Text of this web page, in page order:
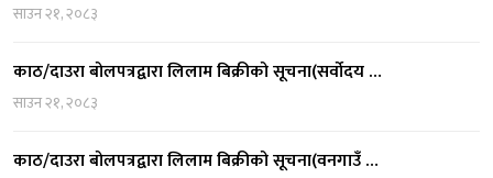
साउन २१, २०८३
काठ/दाउरा बोलपत्रद्वारा लिलाम बिक्रीको सूचना(सर्वोदय …
साउन २१, २०८३
काठ/दाउरा बोलपत्रद्वारा लिलाम बिक्रीको सूचना(वनगाउँ …